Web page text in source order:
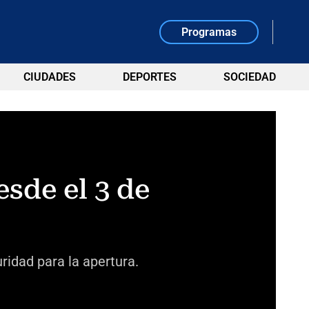
Programas
CIUDADES DEPORTES SOCIEDAD
el 3 de
para la apertura.